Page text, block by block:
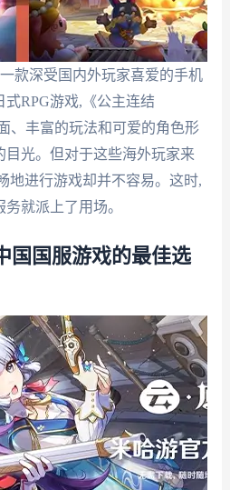
一款深受国内外玩家喜爱的手机
RPG游戏,《公主连结
、丰富的玩法和可爱的角色形
目光。但对于这些海外玩家来
地进行游戏却并不容易。这时,
就派上了用场。
国国服游戏的最佳选